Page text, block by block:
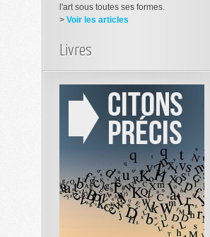
l'art sous toutes ses formes.
> Voir les articles
Livres